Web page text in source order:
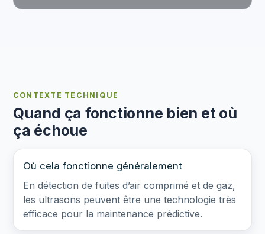
CONTEXTE TECHNIQUE
Quand ça fonctionne bien et où
ça échoue
Où cela fonctionne généralement
En détection de fuites d’air comprimé et de gaz,
les ultrasons peuvent être une technologie très
efficace pour la maintenance prédictive.